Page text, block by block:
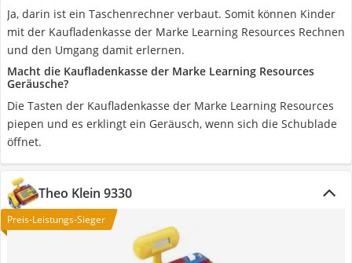
Ja, darin ist ein Taschenrechner verbaut. Somit können Kinder
mit der Kaufladenkasse der Marke Learning Resources Rechnen
und den Umgang damit erlernen.
Macht die Kaufladenkasse der Marke Learning Resources
Geräusche?
Die Tasten der Kaufladenkasse der Marke Learning Resources
piepen und es erklingt ein Geräusch, wenn sich die Schublade
öffnet.
Theo Klein 9330
Preis-Leistungs-Sieger